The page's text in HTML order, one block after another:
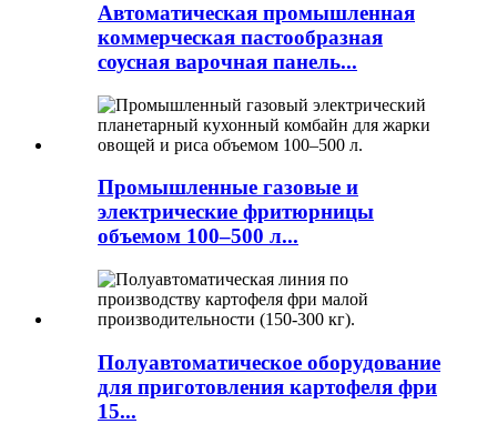
Автоматическая промышленная
коммерческая пастообразная
соусная варочная панель...
Промышленные газовые и
электрические фритюрницы
объемом 100–500 л...
Полуавтоматическое оборудование
для приготовления картофеля фри
15...